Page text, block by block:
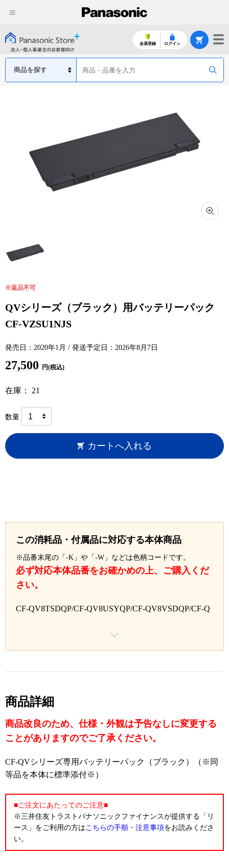
会員登録 ログイン
※返品不可
QVシリーズ（ブラック）用バッテリーパック
CF-VZSU1NJS
発売日：2020年1月 / 発送予定日：2026年8月7日
27,500 円(税込)
在庫： 21
数量
カートへ入れる
この消耗品・付属品に対応する本体商品
※品番末尾の「-K」や「-W」などは色柄コードです。
必ず対応本体品番をお確かめの上、ご購入くだ
さい。
CF-QV8TSDQP/CF-QV8USYQP/CF-QV8VSDQP/CF-Q
DQP/CF-QV9WSYQP/CF-QV9XSDQP/CF-QV9YSYQP/
商品詳細
商品改良のため、仕様・外観は予告なしに変更する
ことがありますのでご了承ください。
CF-QVシリーズ専用バッテリーパック（ブラック）（※同
等品を本体に標準添付※）
■ご注文にあたってのご注意■
※三井住友トラストパナソニックファイナンスが提供する「リ
ース」をご利用の方はこちらの手順・注意事項をお読みくださ
い。